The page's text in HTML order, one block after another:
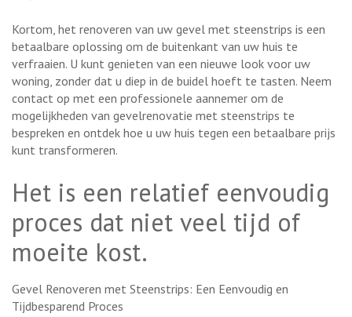
Kortom, het renoveren van uw gevel met steenstrips is een
betaalbare oplossing om de buitenkant van uw huis te
verfraaien. U kunt genieten van een nieuwe look voor uw
woning, zonder dat u diep in de buidel hoeft te tasten. Neem
contact op met een professionele aannemer om de
mogelijkheden van gevelrenovatie met steenstrips te
bespreken en ontdek hoe u uw huis tegen een betaalbare prijs
kunt transformeren.
Het is een relatief eenvoudig
proces dat niet veel tijd of
moeite kost.
Gevel Renoveren met Steenstrips: Een Eenvoudig en
Tijdbesparend Proces